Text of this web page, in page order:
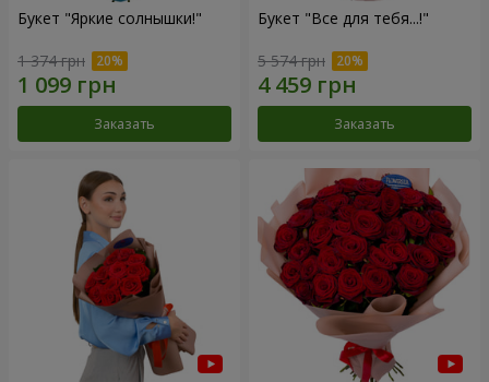
Букет "Яркие солнышки!"
1 374 грн
Заказать
Букет "Все для тебя...!"
5 574 грн
Заказать